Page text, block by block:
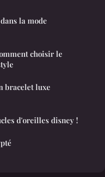
la mode
choisir le
bracelet luxe
d'oreilles disney !